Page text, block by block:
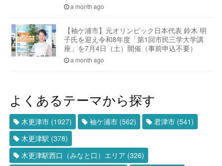
a month ago
【袖ケ浦市】元オリンピック日本代表 鈴木 明
子氏を迎え令和8年度「第1回市民三学大学講
座」を7月4日（土）開催（事前申込不要）
a month ago
よくあるテーマから探す
木更津市 (1927) 袖ケ浦市 (562) 君津市 (541)
木更津駅 (378)
木更津駅西口（みなと口）エリア (326)